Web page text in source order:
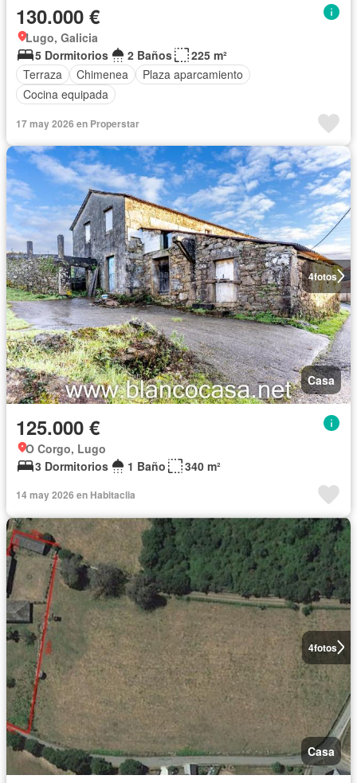
130.000 €
Lugo, Galicia
5 Dormitorios
2 Baños
225 m²
Terraza
Chimenea
Plaza aparcamiento
Cocina equipada
17 may 2026 en Properstar
4fotos
Casa
125.000 €
O Corgo, Lugo
3 Dormitorios
1 Baño 340 m²
14 may 2026 en Habitaclia
4fotos
Casa